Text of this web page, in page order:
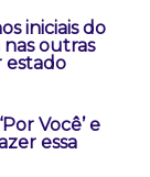
iniciais do
outras
estado
Você’ e
essa